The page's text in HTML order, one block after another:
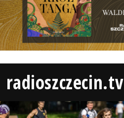
radioszczecin.tv